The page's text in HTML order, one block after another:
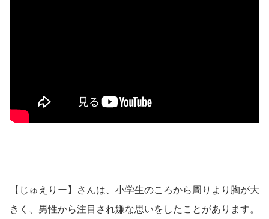
【じゅえりー】さんは、小学生のころから周りより胸が大
きく、男性から注目され嫌な思いをしたことがあります。